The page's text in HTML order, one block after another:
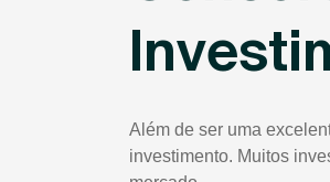
Além de ser uma
investimento. Muitos